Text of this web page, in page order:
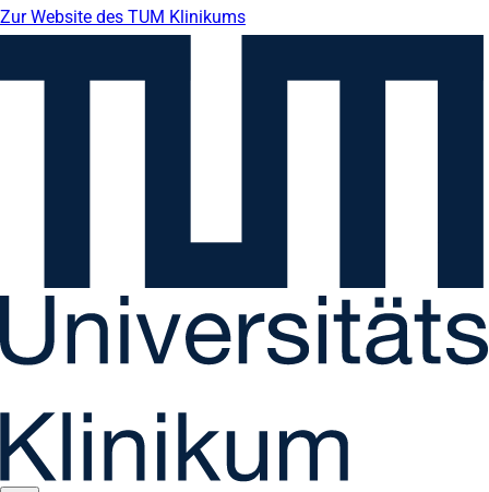
Zur Website des TUM Klinikums